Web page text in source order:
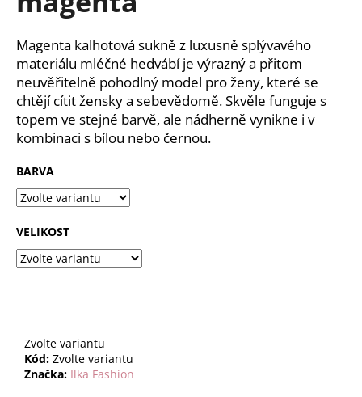
hvězdiček.
Magenta kalhotová sukně z luxusně splývavého
materiálu mléčné hedvábí je výrazný a přitom
neuvěřitelně pohodlný model pro ženy, které se
chtějí cítit žensky a sebevědomě. Skvěle funguje s
topem ve stejné barvě, ale nádherně vynikne i v
kombinaci s bílou nebo černou.
BARVA
VELIKOST
Zvolte variantu
Kód: Zvolte variantu
Značka: Ilka Fashion
j
e
m
e